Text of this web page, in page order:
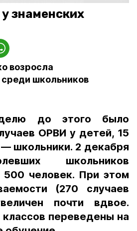
знаменских
возросла
школьников
до этого было
ОРВИ у детей, 15
— школьники. 2 декабря
школьников
500 человек. При этом
(270 случаев
почти вдвое.
переведены на